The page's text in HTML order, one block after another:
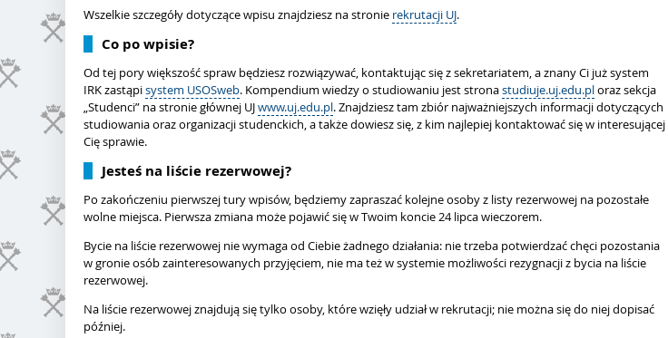
Wszelkie szczegóły dotyczące wpisu znajdziesz na stronie rekrutacji UJ.
Co po wpisie?
Od tej pory większość spraw będziesz rozwiązywać, kontaktując się z sekretariatem, a znany Ci już system
IRK zastąpisystem USOSweb. Kompendium wiedzy o studiowaniu jest stronastudiuje.uj.edu.ploraz sekcja
„Studenci” na stronie głównej UJwww.uj.edu.pl. Znajdziesz tam zbiór najważniejszych informacji dotyczących
studiowania oraz organizacji studenckich, a także dowiesz się, z kim najlepiej kontaktować się w interesującej
Cię sprawie.
Jesteś na liście rezerwowej?
Po zakończeniu pierwszej tury wpisów, będziemy zapraszać kolejne osoby z listy rezerwowej na pozostałe
wolne miejsca. Pierwsza zmiana może pojawić się w Twoim koncie 24 lipca wieczorem.
Bycie na liście rezerwowej nie wymaga od Ciebie żadnego działania: nie trzeba potwierdzać chęci pozostania
w gronie osób zainteresowanych przyjęciem, nie ma też w systemie możliwości rezygnacji z bycia na liście
rezerwowej.
Na liście rezerwowej znajdują się tylko osoby, które wzięły udział w rekrutacji; nie można się do niej dopisać
później.